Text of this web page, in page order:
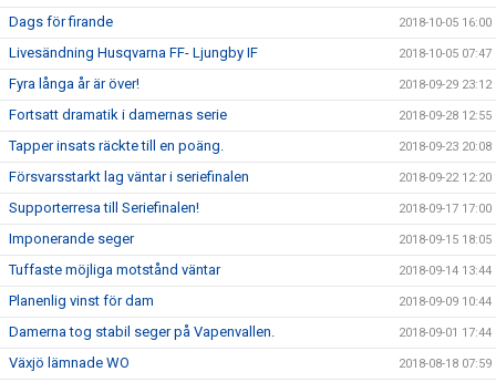
Dags för firande 2018-10-05 16:00
Livesändning Husqvarna FF- Ljungby IF 2018-10-05 07:47
Fyra långa år är över! 2018-09-29 23:12
Fortsatt dramatik i damernas serie 2018-09-28 12:55
Tapper insats räckte till en poäng. 2018-09-23 20:08
Försvarsstarkt lag väntar i seriefinalen 2018-09-22 12:20
Supporterresa till Seriefinalen! 2018-09-17 17:00
Imponerande seger 2018-09-15 18:05
Tuffaste möjliga motstånd väntar 2018-09-14 13:44
Planenlig vinst för dam 2018-09-09 10:44
Damerna tog stabil seger på Vapenvallen. 2018-09-01 17:44
Växjö lämnade WO 2018-08-18 07:59